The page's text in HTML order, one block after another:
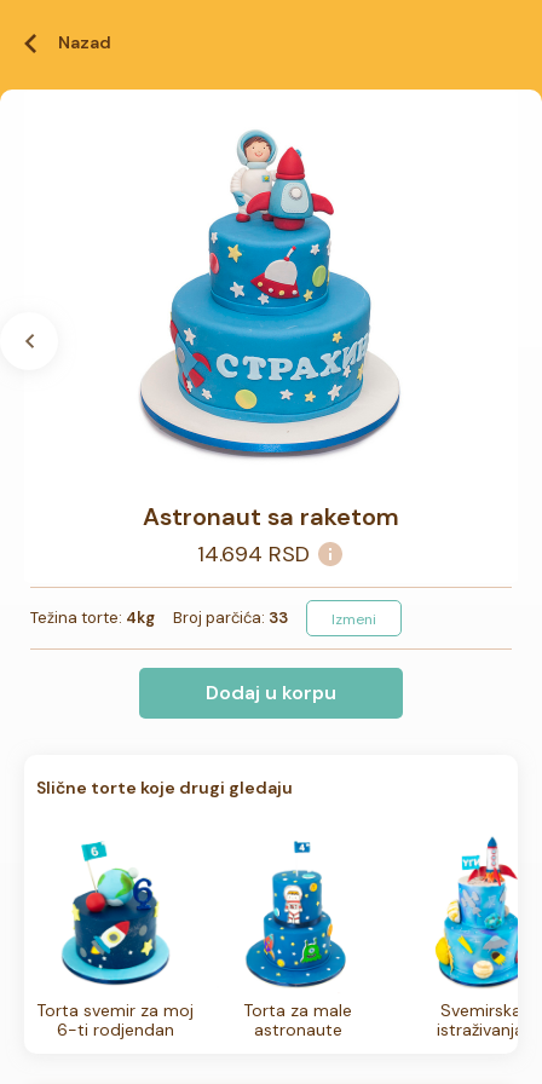
Nazad
Astronaut sa raketom
14.694 RSD
Težina torte: 4kg Broj parčića: 33 Izmeni
Dodaj u korpu
Slične torte koje drugi gledaju
Torta svemir za moj
6-ti rodjendan
Torta za male
astronaute
Svemirska
istraživanja